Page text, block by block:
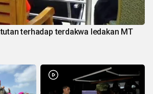
terhadap terdakwa ledakan MT